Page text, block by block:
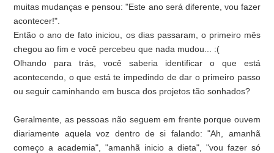
muitas mudanças e pensou: "Este ano será diferente, vou fazer
acontecer!".
Então o ano de fato iniciou, os dias passaram, o primeiro mês
chegou ao fim e você percebeu que nada mudou... :(
Olhando para trás, você saberia identificar o que está
acontecendo, o que está te impedindo de dar o primeiro passo
ou seguir caminhando em busca dos projetos tão sonhados?
Geralmente, as pessoas não seguem em frente porque ouvem
diariamente aquela voz dentro de si falando: "Ah, amanhã
começo a academia", "amanhã inicio a dieta", "vou fazer só